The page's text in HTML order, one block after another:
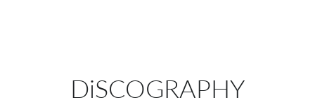
DiSCOGRAPHY